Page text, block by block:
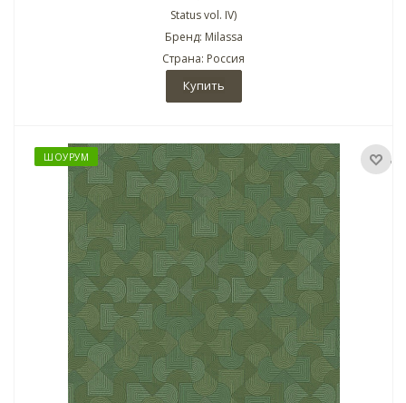
Status vol. IV)
Бренд: Milassa
Страна: Россия
Купить
ШОУРУМ